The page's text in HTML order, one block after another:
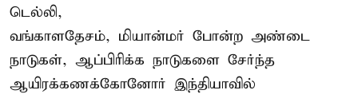
டெல்லி,
வங்காளதேசம், மியான்மர் போன்ற அண்டை
நாடுகள், ஆப்பிரிக்க நாடுகளை சேர்ந்த
ஆயிரக்கணக்கோனோர் இந்தியாவில்